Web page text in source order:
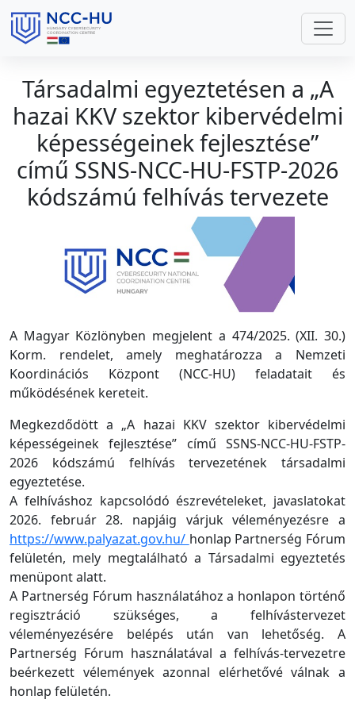
Társadalmi egyeztetésen a „A
hazai KKV szektor kibervédelmi
képességeinek fejlesztése”
című SSNS-NCC-HU-FSTP-2026
kódszámú felhívás tervezete
A Magyar Közlönyben megjelent a 474/2025. (XII. 30.)
Korm. rendelet, amely meghatározza a Nemzeti
Koordinációs Központ (NCC-HU) feladatait és
működésének kereteit.
Megkezdődött a „A hazai KKV szektor kibervédelmi
képességeinek fejlesztése” című SSNS-NCC-HU-FSTP-
2026 kódszámú felhívás tervezetének társadalmi
egyeztetése.
A felhíváshoz kapcsolódó észrevételeket, javaslatokat
2026. február 28. napjáig várjuk véleményezésre a
https://www.palyazat.gov.hu/ honlap Partnerség Fórum
felületén, mely megtalálható a Társadalmi egyeztetés
menüpont alatt.
A Partnerség Fórum használatához a honlapon történő
regisztráció szükséges, a felhívástervezet
véleményezésére belépés után van lehetőség. A
Partnerség Fórum használatával a felhívás-tervezetre
beérkezett vélemények azonnal elérhetővé válnak a
honlap felületén.